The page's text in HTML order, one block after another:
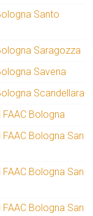
Santo
Saragozza
Savena
Scandellara
Bologna
Bologna San
Bologna San
Bologna San